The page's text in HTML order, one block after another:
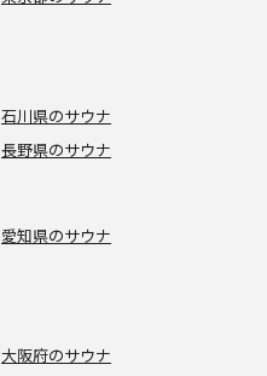
石川県のサウナ
長野県のサウナ
愛知県のサウナ
大阪府のサウナ